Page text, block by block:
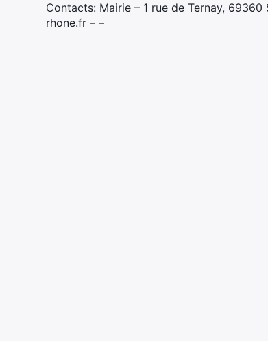
Contacts: Mairie – 1 rue de Ternay,
rhone.fr – –